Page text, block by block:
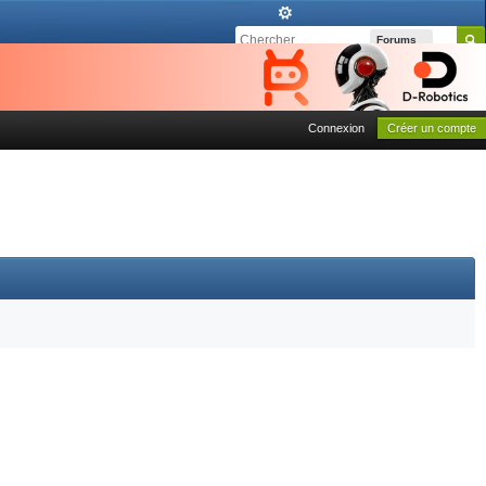
Forums
Connexion Créer un compte